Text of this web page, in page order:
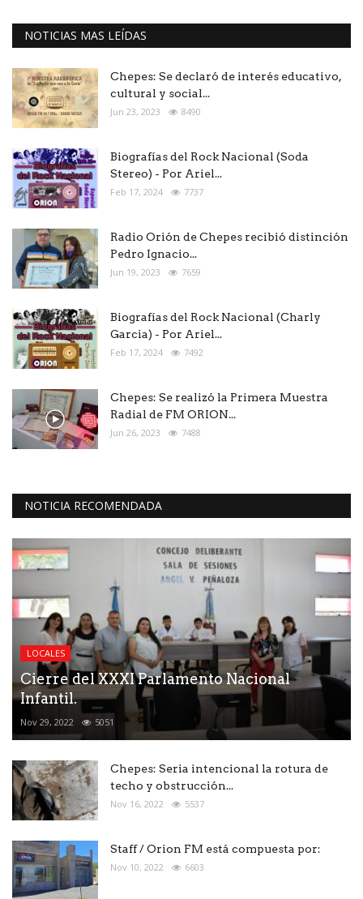
NOTICIAS MAS LEÍDAS
Chepes: Se declaró de interés educativo,
cultural y social...
Jun 23, 2023 8490
Biografías del Rock Nacional (Soda
Stereo) - Por Ariel...
Feb 17, 2024 7737
Radio Orión de Chepes recibió distinción
Pedro Ignacio...
Jun 19, 2023 7659
Biografías del Rock Nacional (Charly
Garcia) - Por Ariel...
Feb 17, 2024 7492
Chepes: Se realizó la Primera Muestra
Radial de FM ORION...
Jun 26, 2023 7488
NOTICIA RECOMENDADA
LOCALES
Cierre del XXXI Parlamento Nacional
Infantil.
Nov 29, 2022 5051
Chepes: Seria intencional la rotura de
techo y obstrucción...
Nov 16, 2022 5537
Staff / Orion FM está compuesta por:
Nov 10, 2022 6603